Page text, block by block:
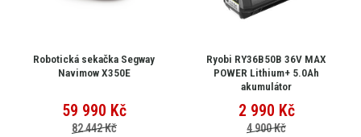
Robotická sekačka Segway
Navimow X350E
59 990 Kč
82 442 Kč
Ryobi RY36B50B 36V MAX
POWER Lithium+ 5.0Ah
akumulátor
2 990 Kč
4 900 Kč